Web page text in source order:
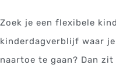
Zoek je een flexibele
kinderdagverblijf waar
naartoe te gaan? Dan